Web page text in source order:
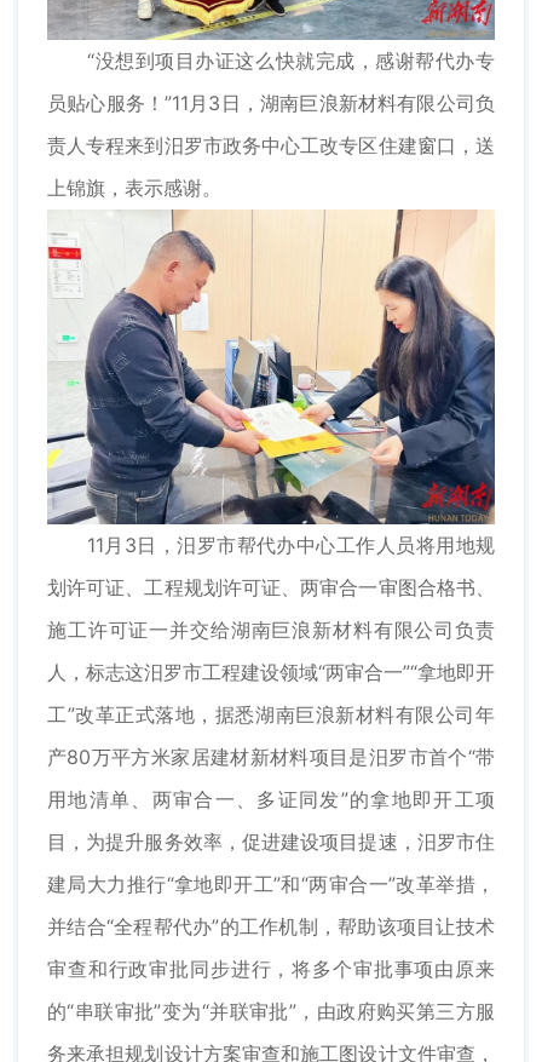
“没想到项目办证这么快就完成，感谢帮代办专
员贴心服务！”11月3日，湖南巨浪新材料有限公司负
责人专程来到汨罗市政务中心工改专区住建窗口，送
上锦旗，表示感谢。
11月3日，汨罗市帮代办中心工作人员将用地规
划许可证、工程规划许可证、两审合一审图合格书、
施工许可证一并交给湖南巨浪新材料有限公司负责
人，标志这汨罗市工程建设领域“两审合一”“拿地即开
工”改革正式落地，据悉湖南巨浪新材料有限公司年
产80万平方米家居建材新材料项目是汨罗市首个“带
用地清单、两审合一、多证同发”的拿地即开工项
目，为提升服务效率，促进建设项目提速，汨罗市住
建局大力推行“拿地即开工”和“两审合一”改革举措，
并结合“全程帮代办”的工作机制，帮助该项目让技术
审查和行政审批同步进行，将多个审批事项由原来
的“串联审批”变为“并联审批”，由政府购买第三方服
务来承担规划设计方案审查和施工图设计文件审查，